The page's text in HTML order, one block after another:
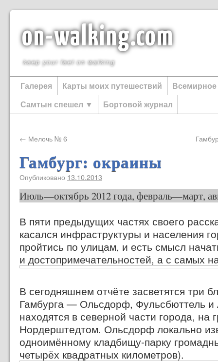
on-walking.com
keep your feet on walking
Галерея Карты моих путешествий
Самтын спешел ▼
Бортовой журнал
← Мелочь № 6
Гамбург: окраины
Опубликовано 13.10.2013
Июль—октябрь 2012 года, февраль—март,
В пяти предыдущих частях своего
касался инфраструктуры и населения
пройтись по улицам, и есть смысл
и достопримечательностей, а с самых
В сегодняшнем отчёте засветятся три
Гамбурга — Ольсдорф, Фульсбюттель
находятся в северной части города, на
Нордерштедтом. Ольсдорф локально
одноимённому кладбищу-парку
четырёх квадратных километров).